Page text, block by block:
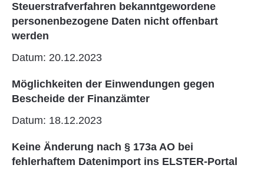
Steuerstrafverfahren bekanntgewordene
personenbezogene Daten nicht offenbart
werden
Datum: 20.12.2023
Möglichkeiten der Einwendungen gegen
Bescheide der Finanzämter
Datum: 18.12.2023
Keine Änderung nach § 173a AO bei
fehlerhaftem Datenimport ins ELSTER-Portal